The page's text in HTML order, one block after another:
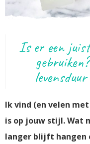
Is er een
Ik vind (en velen
is op jouw stijl. Wat
langer blijft hangen